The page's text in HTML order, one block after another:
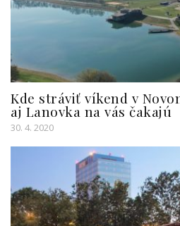
Kde stráviť víkend v
aj Lanovka na vás čakajú
30. 4. 2020